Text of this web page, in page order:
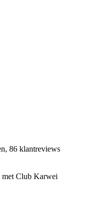
86 klantreviews
met Club Karwei